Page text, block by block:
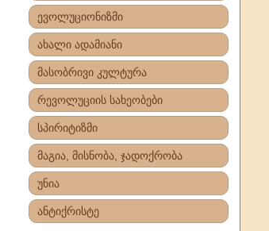
ევოლუციონიზმი
ახალი ადამიანი
მასობრივი კულტურა
რევოლუციის სახეობები
სპირიტიზმი
მაგია, მისნობა, ჯადოქრობა
უნია
ანტიქრისტე